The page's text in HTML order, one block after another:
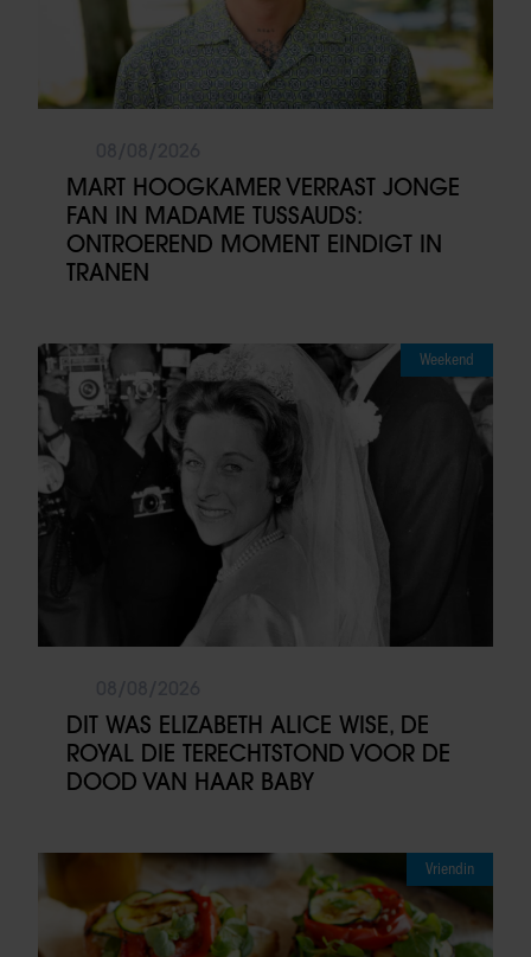
MART HOOGKAMER VERRAST JONGE
FAN IN MADAME TUSSAUDS:
ONTROEREND MOMENT EINDIGT IN
TRANEN
Weekend
DIT WAS ELIZABETH ALICE WISE, DE
ROYAL DIE TERECHTSTOND VOOR DE
DOOD VAN HAAR BABY
Vriendin